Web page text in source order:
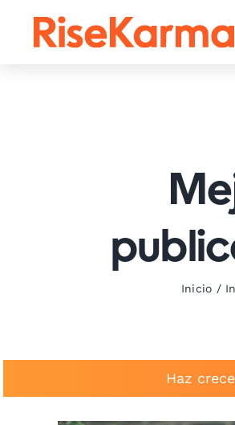
Inicio /
Haz